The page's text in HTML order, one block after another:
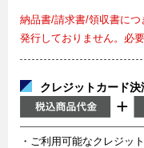
納品書/請求書/領収書に
発行しておりません。必
クレジットカード決
・ご利用可能なクレジッ